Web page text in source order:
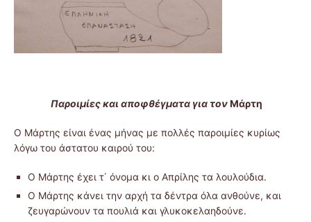
Παροιμίες και αποφθέγματα για τονΜάρτη
Ο Μάρτης είναι ένας μήνας με πολλές παροιμίες κυρίως
λόγω του άστατου καιρού του:
Ο Μάρτης έχει τ΄ όνομα κι ο Απρίλης τα λουλούδια.
Ο Μάρτης κάνει την αρχή τα δέντρα όλα ανθούνε, και
ζευγαρώνουν τα πουλιά και γλυκοκελαηδούνε.